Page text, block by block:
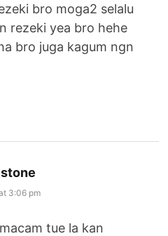
bro moga2 selalu
rezeki yea bro hehe
bro juga kagum ngn
3:06 pm
tue la kan